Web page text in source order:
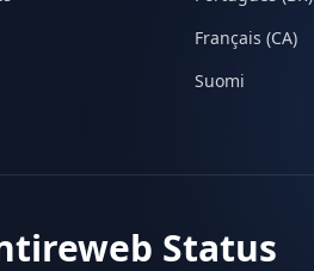
Français (CA)
Suomi
Status